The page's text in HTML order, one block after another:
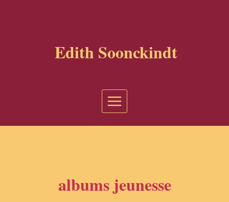
Edith Soonckindt
albums jeunesse